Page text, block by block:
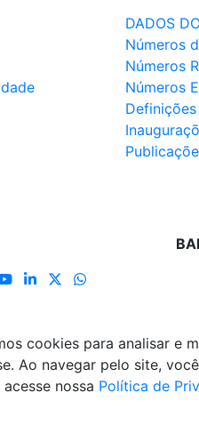
DADOS
Números
Números
Números
cookies para analisar e
Ao navegar pelo site,
nossa Política de